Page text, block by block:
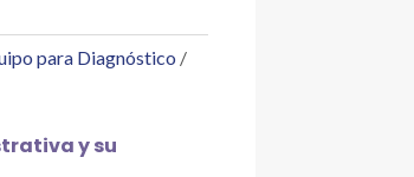
para Diagnóstico
y su